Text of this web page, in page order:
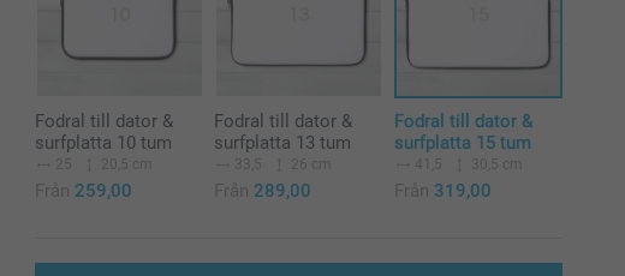
Fodral till dator &
surfplatta 10 tum
25 20,5 cm
Från 259,00
Fodral till dator &
surfplatta 13 tum
33,5 26 cm
Från 289,00
Fodral till dator &
surfplatta 15 tum
41,5 30,5 cm
Från 319,00